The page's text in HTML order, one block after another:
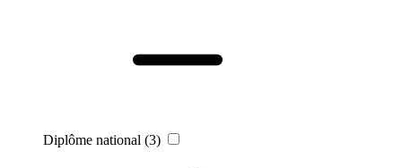
Diplôme national (3)